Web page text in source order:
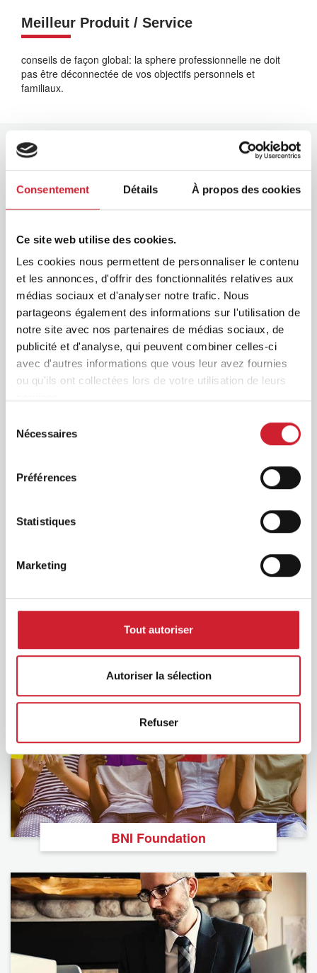
Consentement Détails À propos des cookies
Ce site web utilise des cookies.
Les cookies nous permettent de personnaliser le contenu
et les annonces, d'offrir des fonctionnalités relatives aux
médias sociaux et d'analyser notre trafic. Nous
partageons également des informations sur l'utilisation de
notre site avec nos partenaires de médias sociaux, de
publicité et d'analyse, qui peuvent combiner celles-ci
avec d'autres informations que vous leur avez fournies
ou qu'ils ont collectées lors de votre utilisation de leurs
Nécessaires
Préférences
Statistiques
Marketing
Tout autoriser
Autoriser la sélection
Refuser
Meilleur Produit / Service
conseils de façon global: la sphere professionnelle ne doit
pas être déconnectée de vos objectifs personnels et
familiaux.
Links
Vos ressources
Recherche de Groupe avancée
Groupe en création
BNI Podcast
BNI Foundation